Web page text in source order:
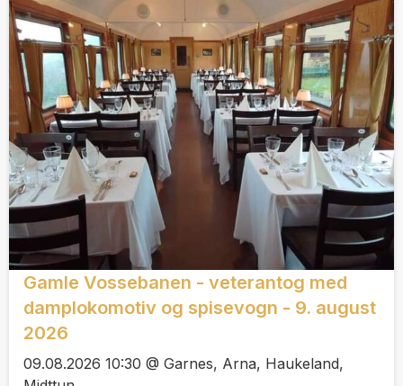
Gamle Vossebanen - veterantog med
damplokomotiv og spisevogn - 9. august
2026
09.08.2026 10:30 @ Garnes, Arna, Haukeland,